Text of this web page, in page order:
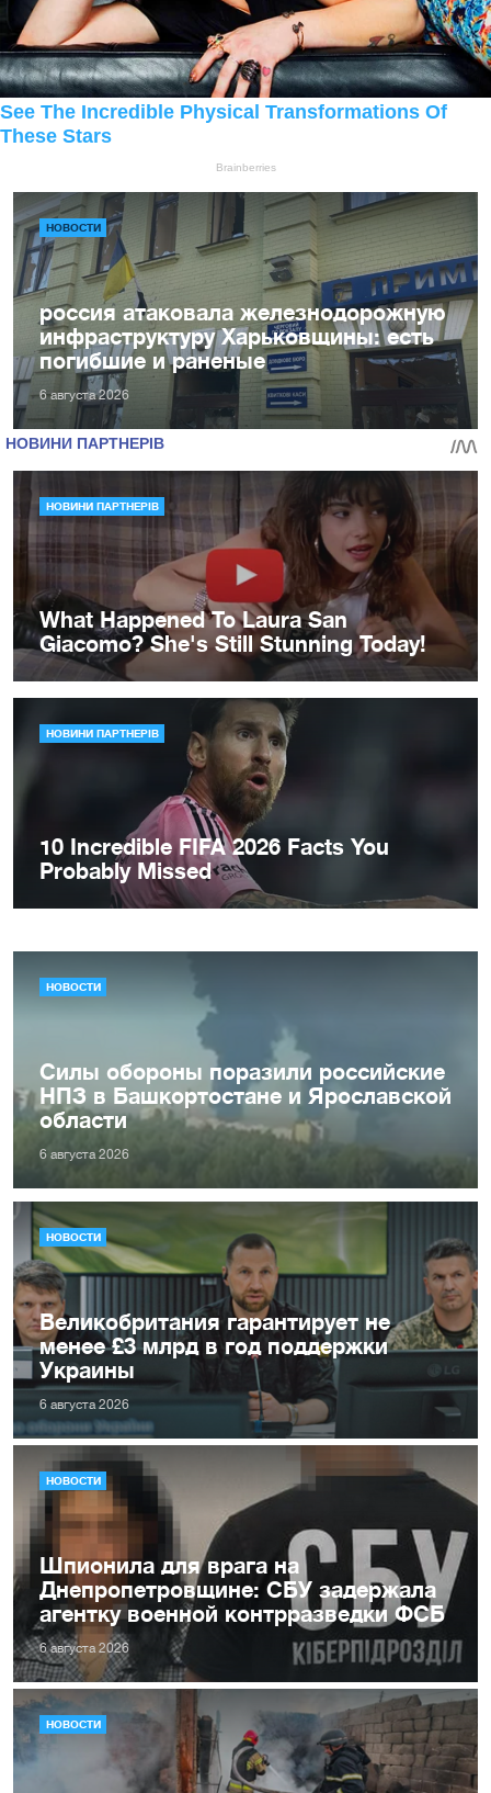
НОВОСТИ
россия атаковала железнодорожную
инфраструктуру Харьковщины: есть
погибшие и раненые
6 августа 2026
НОВОСТИ
Силы обороны поразили российские
НПЗ в Башкортостане и Ярославской
области
6 августа 2026
НОВОСТИ
Великобритания гарантирует не
менее £3 млрд в год поддержки
Украины
6 августа 2026
НОВОСТИ
Шпионила для врага на
Днепропетровщине: СБУ задержала
агентку военной контрразведки ФСБ
6 августа 2026
НОВОСТИ